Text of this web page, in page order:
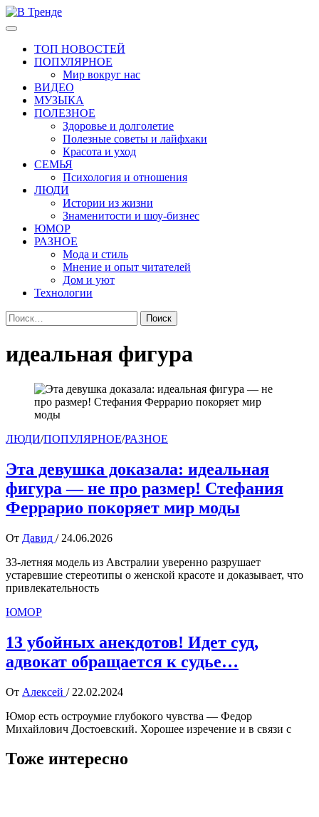
Перейти
к
Основное
ТОП НОВОСТЕЙ
ПОПУЛЯРНОЕ
Мир вокруг нас
ВИДЕО
МУЗЫКА
ПОЛЕЗНОЕ
Здоровье и долголетие
Полезные советы и лайфхаки
Красота и уход
СЕМЬЯ
Психология и отношения
ЛЮДИ
Истории из жизни
Знаменитости и шоу-бизнес
ЮМОР
РАЗНОЕ
Мода и стиль
Мнение и опыт читателей
Дом и уют
Технологии
Найти:
идеальная фигура
ЛЮДИ/ПОПУЛЯРНОЕ/РАЗНОЕ
Эта девушка доказала: идеальная
фигура — не про размер! Стефания
Феррарио покоряет мир моды
От Давид / 24.06.2026
33-летняя модель из Австралии уверенно разрушает
устаревшие стереотипы о женской красоте и доказывает, что
привлекательность
ЮМОР
13 убойных анекдотов! Идет суд,
адвокат обращается к судье…
От Алексей / 22.02.2024
Юмор есть остроумие глубокого чувства — Федор
Михайлович Достоевский. Хорошее изречение и в связи с
Тоже интересно